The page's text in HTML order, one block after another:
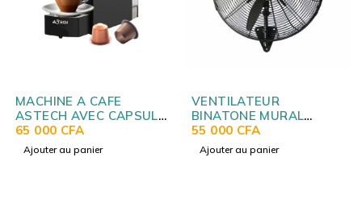
MACHINE A CAFE
ASTECH AVEC CAPSULE
NESPRESSO CM052FBO
65 000 CFA
Ajouter au panier
VENTILATEUR
BINATONE MURAL
INDUSTRIEL EN FER
IWF2600
55 000 CFA
Ajouter au panier